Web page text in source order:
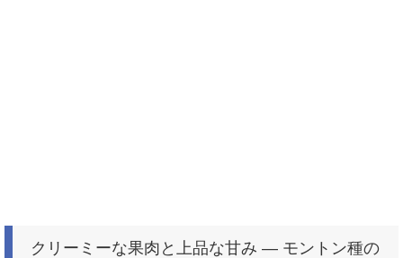
クリーミーな果肉と上品な甘み ― モントン種の